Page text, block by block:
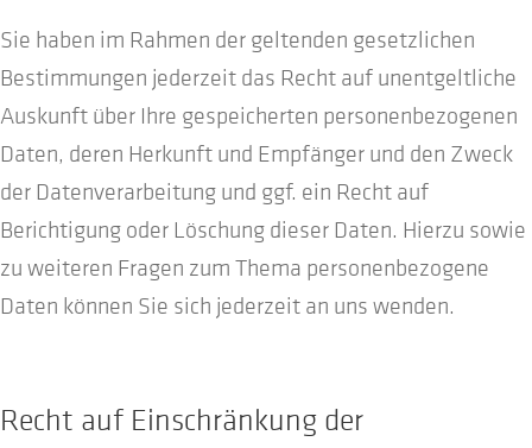
Sie haben im Rahmen der geltenden gesetzlichen
Bestimmungen jederzeit das Recht auf unentgeltliche
Auskunft über Ihre gespeicherten personenbezogenen
Daten, deren Herkunft und Empfänger und den Zweck
der Datenverarbeitung und ggf. ein Recht auf
Berichtigung oder Löschung dieser Daten. Hierzu sowie
zu weiteren Fragen zum Thema personenbezogene
Daten können Sie sich jederzeit an uns wenden.
Recht auf Einschränkung der